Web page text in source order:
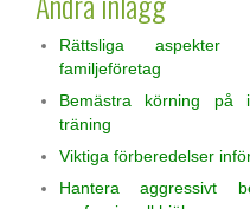
Rättsliga aspekter
familjeföretag
Bemästra körning på
träning
Viktiga förberedelser
Hantera aggressivt